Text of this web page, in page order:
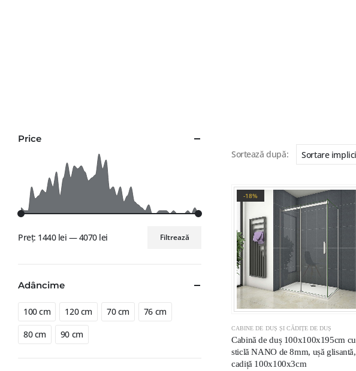
Sortează după:
-18%
CABINE DE DUȘ ȘI CĂDIȚE DE DUȘ
Cabină de duș 100x100x195cm cu
sticlă NANO de 8mm, ușă glisantă,
cadiță 100x100x3cm
Price
Filtrează
Preț: 1440 lei —4070 lei
Adâncime
100 cm 120 cm 70 cm
76 cm
80 cm
90 cm